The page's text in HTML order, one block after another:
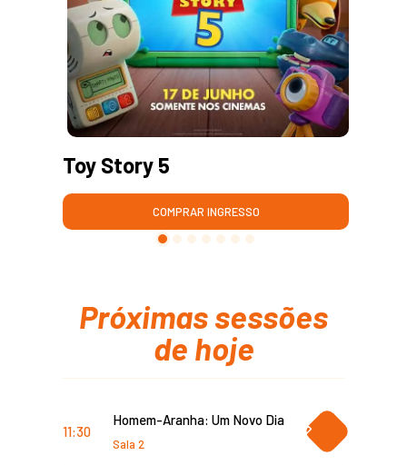
Toy Story 5
COMPRAR INGRESSO
Próximas sessões
de hoje
11:30
Homem-Aranha: Um Novo Dia
Sala 2
COMPRAR
INGRESSO